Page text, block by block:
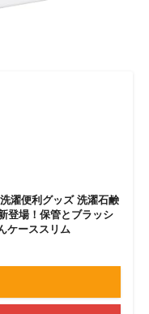
濯便利グッズ 洗濯石鹸
登場！保管とブラッシ
ケーススリム